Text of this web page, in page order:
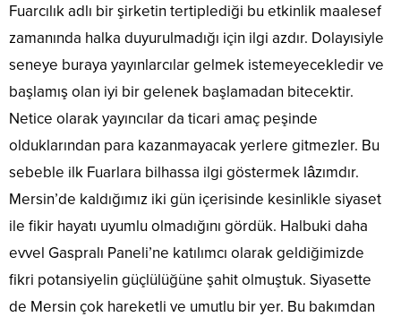
Fuarcılık adlı bir şirketin tertiplediği bu etkinlik maalesef
zamanında halka duyurulmadığı için ilgi azdır. Dolayısiyle
seneye buraya yayınlarcılar gelmek istemeyecekledir ve
başlamış olan iyi bir gelenek başlamadan bitecektir.
Netice olarak yayıncılar da ticari amaç peşinde
olduklarından para kazanmayacak yerlere gitmezler. Bu
sebeble ilk Fuarlara bilhassa ilgi göstermek lâzımdır.
Mersin’de kaldığımız iki gün içerisinde kesinlikle siyaset
ile fikir hayatı uyumlu olmadığını gördük. Halbuki daha
evvel Gaspralı Paneli’ne katılımcı olarak geldiğimizde
fikri potansiyelin güçlülüğüne şahit olmuştuk. Siyasette
de Mersin çok hareketli ve umutlu bir yer. Bu bakımdan